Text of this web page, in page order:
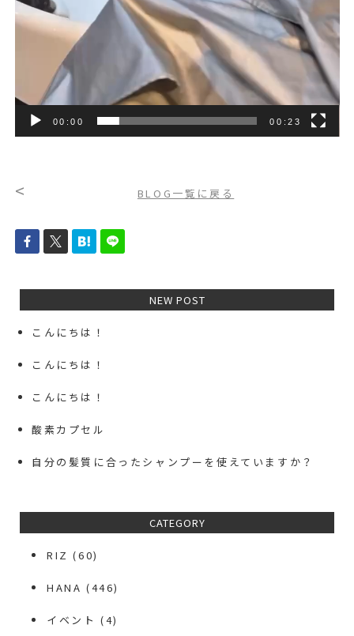
00:00 00:23
< BLOG一覧に戻る
NEW POST
こんにちは！
こんにちは！
こんにちは！
酸素カプセル
自分の髪質に合ったシャンプーを使えていますか？
CATEGORY
RIZ (60)
HANA (446)
イベント (4)